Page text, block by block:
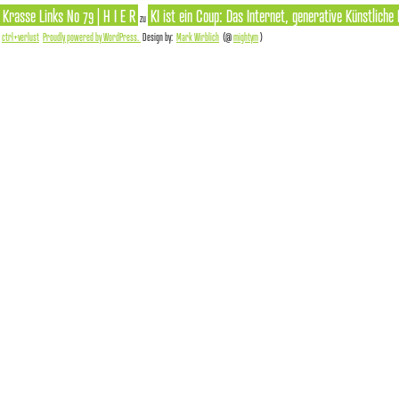
Krasse Links No 79 | H I E R zu KI ist ein Coup: Das Internet, generative
ctrl+verlust Proudly powered by WordPress. Design by: Mark Wirblich (@mightym)